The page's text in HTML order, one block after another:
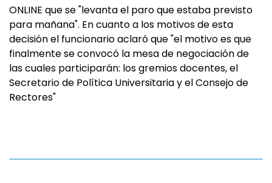
ONLINE que se "levanta el paro que estaba previsto
para mañana". En cuanto a los motivos de esta
decisión el funcionario aclaró que "el motivo es que
finalmente se convocó la mesa de negociación de
las cuales participarán: los gremios docentes, el
Secretario de Política Universitaria y el Consejo de
Rectores"